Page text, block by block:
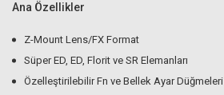
Ana Özellikler
Z-Mount Lens/FX Format
Süper ED, ED, Florit ve SR Elemanları
Özelleştirilebilir Fn ve Bellek Ayar Düğmeleri